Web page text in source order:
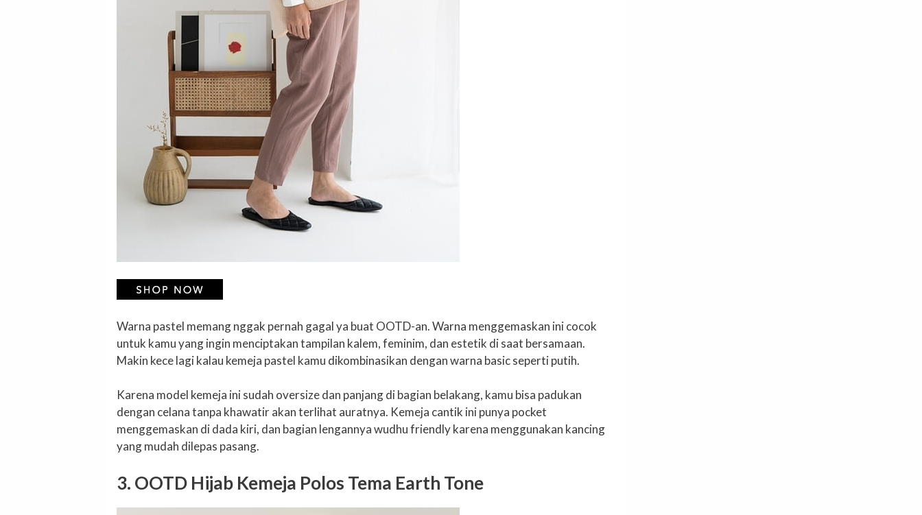
Warna pastel memang nggak pernah gagal ya buat OOTD-an. Warna menggemaskan ini cocok
untuk kamu yang ingin menciptakan tampilan kalem, feminim, dan estetik di saat bersamaan.
Makin kece lagi kalau kemeja pastel kamu dikombinasikan dengan warna basic seperti putih.
Karena model kemeja ini sudah oversize dan panjang di bagian belakang, kamu bisa padukan
dengan celana tanpa khawatir akan terlihat auratnya. Kemeja cantik ini punya pocket
menggemaskan di dada kiri, dan bagian lengannya wudhu friendly karena menggunakan kancing
yang mudah dilepas pasang.
3. OOTD Hijab Kemeja Polos Tema Earth Tone